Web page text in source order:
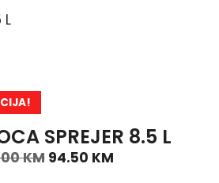
L
SPREJER 8.5 L
KM 94.50 KM